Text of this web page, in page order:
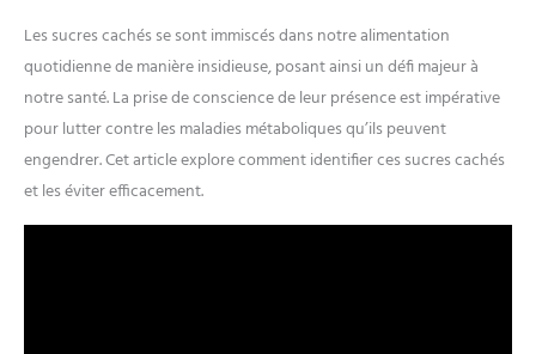
Les sucres cachés se sont immiscés dans notre alimentation
quotidienne de manière insidieuse, posant ainsi un défi majeur à
notre santé. La prise de conscience de leur présence est impérative
pour lutter contre les maladies métaboliques qu’ils peuvent
engendrer. Cet article explore comment identifier ces sucres cachés
et les éviter efficacement.